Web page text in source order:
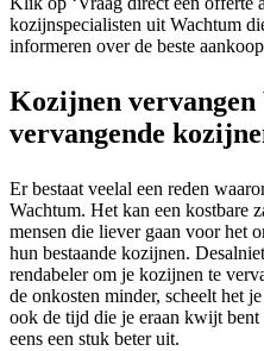
kozijnspecialisten uit Wachtum
informeren over de beste
Kozijnen
vervangende
Er bestaat veelal een reden
Wachtum. Het kan een kostbare
mensen die liever gaan voor het
hun bestaande kozijnen.
rendabeler om je kozijnen te
de onkosten minder, scheelt het
ook de tijd die je eraan kwijt bent
eens een stuk beter uit.